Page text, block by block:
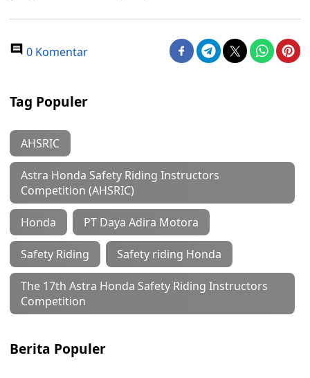
0 Komentar
Tag Populer
AHSRIC
Astra Honda Safety Riding Instructors
Competition (AHSRIC)
Honda PT Daya Adira Motora
Safety Riding Safety riding Honda
The 17th Astra Honda Safety Riding Instructors
Competition
Berita Populer